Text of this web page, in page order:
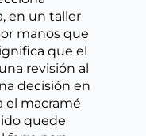
en un taller
manos que
que el
revisión al
decisión en
el macramé
quede